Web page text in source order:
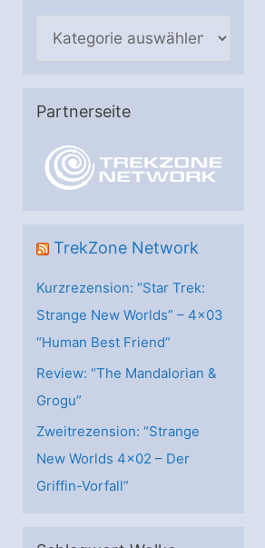
e
e
Partnerseite
TrekZone Network
Kurzrezension: “Star Trek:
Strange New Worlds” – 4×03
“Human Best Friend”
Review: “The Mandalorian &
Grogu”
Zweitrezension: “Strange
New Worlds 4×02 – Der
Griffin-Vorfall”